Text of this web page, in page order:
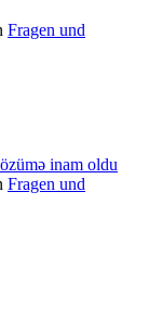
Fragen und
inam oldu
Fragen und